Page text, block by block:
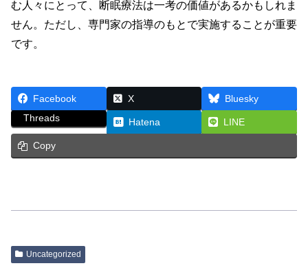
む人々にとって、断眠療法は一考の価値があるかもしれま
せん。ただし、専門家の指導のもとで実施することが重要
です。
Facebook X
Bluesky
Threads
Hatena LINE
Copy
Uncategorized